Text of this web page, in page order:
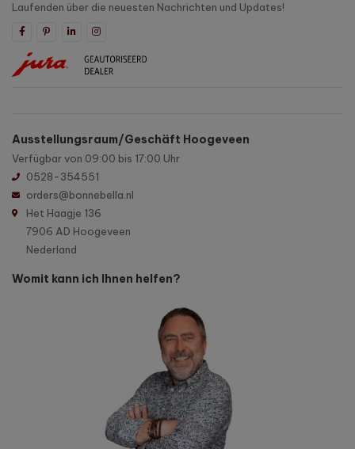
Laufenden über die neuesten Nachrichten und Updates!
Ausstellungsraum/Geschäft Hoogeveen
Verfügbar von 09:00 bis 17:00 Uhr
0528-354551
orders@bonnebella.nl
Het Haagje 136
7906 AD Hoogeveen
Nederland
Womit kann ich Ihnen helfen?